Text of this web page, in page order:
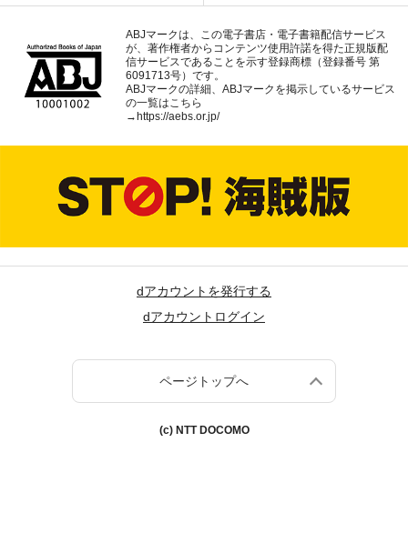
ABJマークは、この電子書店・電子書籍配信サービス
が、著作権者からコンテンツ使用許諾を得た正規版配
信サービスであることを示す登録商標（登録番号 第
6091713号）です。
ABJマークの詳細、ABJマークを掲示しているサービス
の一覧はこちら
→ https://aebs.or.jp/
dアカウントを発行する
dアカウントログイン
ページトップへ
(c) NTT DOCOMO